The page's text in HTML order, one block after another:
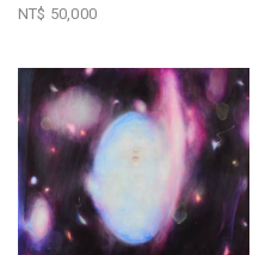
NT$ 50,000